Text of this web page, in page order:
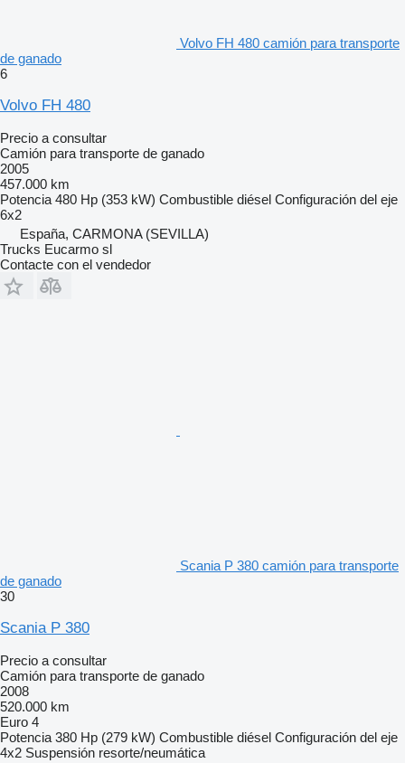
Volvo FH 480 camión para transporte
de ganado
6
Volvo FH 480
Precio a consultar
Camión para transporte de ganado
2005
457.000 km
Potencia 480 Hp (353 kW) Combustible diésel Configuración del eje
6x2
España, CARMONA (SEVILLA)
Trucks Eucarmo sl
Contacte con el vendedor
Scania P 380 camión para transporte
de ganado
30
Scania P 380
Precio a consultar
Camión para transporte de ganado
2008
520.000 km
Euro 4
Potencia 380 Hp (279 kW) Combustible diésel Configuración del eje
4x2 Suspensión resorte/neumática